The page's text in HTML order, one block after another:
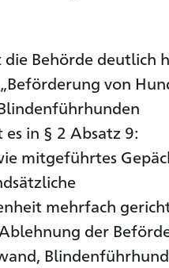
Behörde deutlich
von
in § 2 Absatz 9:
mitgeführtes
mehrfach
der